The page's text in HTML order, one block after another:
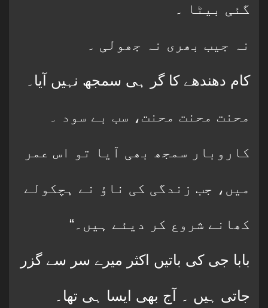
گئی بیٹا ۔
نہ جیب بھری نہ جھولی ۔
کام دھندھے کا گر ہی سمجھ نہیں آیا۔
محنت محنت محنت، سب بے سود ۔
کاروبار سمجھ بھی آیا تو اس عمر
میں، جب زندگی کی ناؤ نے ہچکولے
“کھانے شروع کر دیئے ہیں۔
بابا جی کی باتیں اکثر میرے سر سے گزر
جاتی ہیں ۔ آج بھی ایسا ہی تھا۔